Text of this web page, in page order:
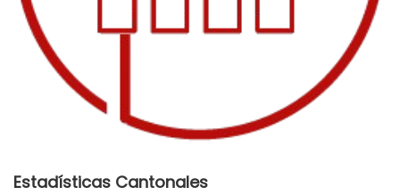
Estadísticas Cantonales